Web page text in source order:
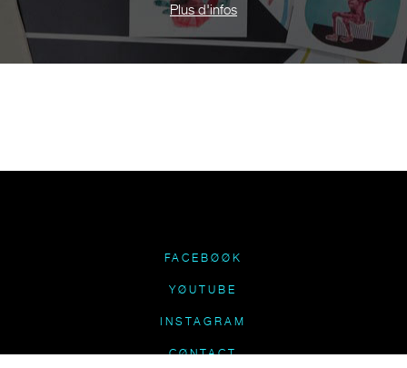
Plus d'infos
FACEBØØK
YØUTUBE
INSTAGRAM
CØNTACT